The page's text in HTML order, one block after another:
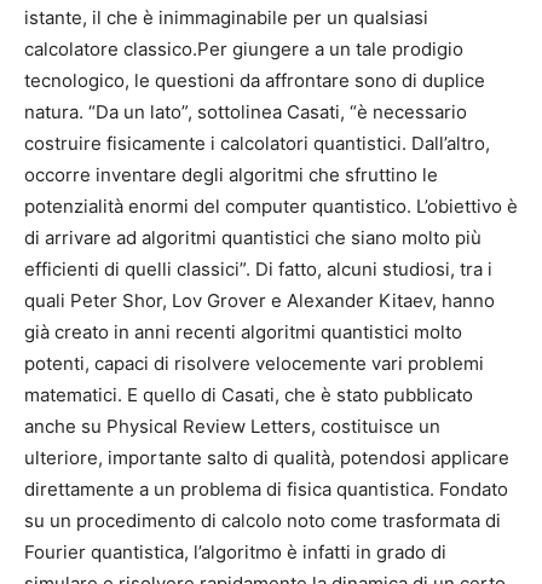
istante, il che è inimmaginabile per un qualsiasi
calcolatore classico.Per giungere a un tale prodigio
tecnologico, le questioni da affrontare sono di duplice
natura. “Da un lato”, sottolinea Casati, “è necessario
costruire fisicamente i calcolatori quantistici. Dall’altro,
occorre inventare degli algoritmi che sfruttino le
potenzialità enormi del computer quantistico. L’obiettivo è
di arrivare ad algoritmi quantistici che siano molto più
efficienti di quelli classici”. Di fatto, alcuni studiosi, tra i
quali Peter Shor, Lov Grover e Alexander Kitaev, hanno
già creato in anni recenti algoritmi quantistici molto
potenti, capaci di risolvere velocemente vari problemi
matematici. E quello di Casati, che è stato pubblicato
anche su Physical Review Letters, costituisce un
ulteriore, importante salto di qualità, potendosi applicare
direttamente a un problema di fisica quantistica. Fondato
su un procedimento di calcolo noto come trasformata di
Fourier quantistica, l’algoritmo è infatti in grado di